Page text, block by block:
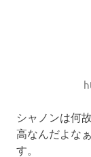
シャノンは何
高なんだよな
す。